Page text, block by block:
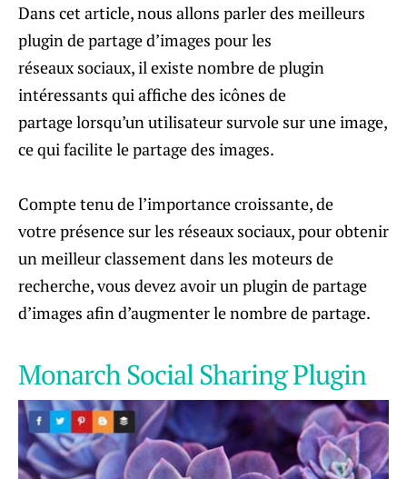
Dans cet article, nous allons parler des meilleurs
plugin de partage d’images pour les
réseaux sociaux, il existe nombre de plugin
intéressants qui affiche des icônes de
partage lorsqu’un utilisateur survole sur une image,
ce qui facilite le partage des images.
Compte tenu de l’importance croissante, de
votre présence sur les réseaux sociaux, pour obtenir
un meilleur classement dans les moteurs de
recherche, vous devez avoir un plugin de partage
d’images afin d’augmenter le nombre de partage.
Monarch Social Sharing Plugin